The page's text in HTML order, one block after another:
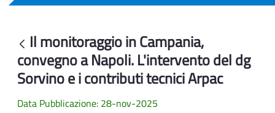
Back
Il monitoraggio in Campania,
convegno a Napoli. L'intervento del dg
Sorvino e i contributi tecnici Arpac
Data Pubblicazione: 28-nov-2025